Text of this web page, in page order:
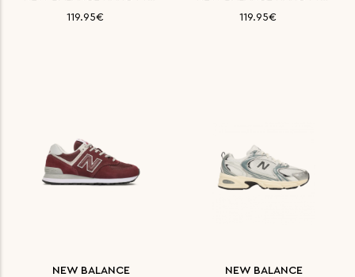
119.95€
119.95€
NEW BALANCE
NEW BALANCE